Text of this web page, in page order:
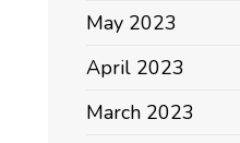
May 2023
April 2023
March 2023